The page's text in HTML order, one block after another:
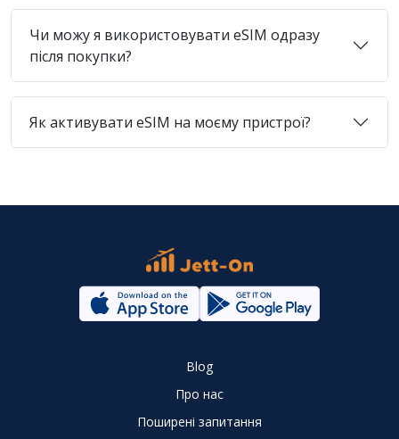
Чи можу я використовувати eSIM одразу
після покупки?
Як активувати eSIM на моєму пристрої?
Blog
Про нас
Поширені запитання